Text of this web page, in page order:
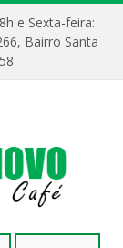
e Sexta-feira:
Bairro Santa